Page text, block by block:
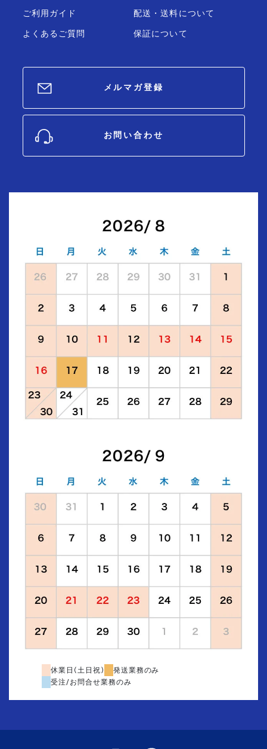
ご利用ガイド
よくあるご質問
配送・送料について
保証について
メルマガ登録
お問い合わせ
休業日(土日祝)
発送業務のみ
受注/お問合せ業務のみ